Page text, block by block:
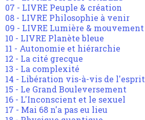
07 - LIVRE Peuple & création
08 - LIVRE Philosophie à venir
09 - LIVRE Lumière & mouvement
10 - LIVRE Planète bleue
11 - Autonomie et hiérarchie
12 - La cité grecque
13 - La complexité
14 - Libération vis-à-vis de l'esprit
15 - Le Grand Bouleversement
16 - L'Inconscient et le sexuel
17 - Mai 68 n'a pas eu lieu